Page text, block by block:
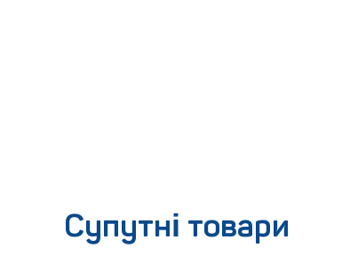
Супутні товари